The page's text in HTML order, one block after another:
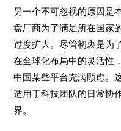
另一个不可忽视的原因是
盘厂商为了满足所在国家
过度扩大。尽管初衷是为
在全球化布局中的灵活性
中国某些平台充满顾虑。
适用于科技团队的日常协
界。